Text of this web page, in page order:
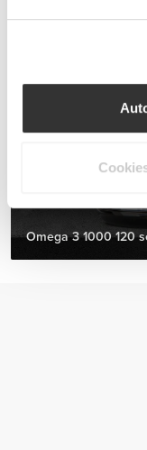
Omega 3 1000 120